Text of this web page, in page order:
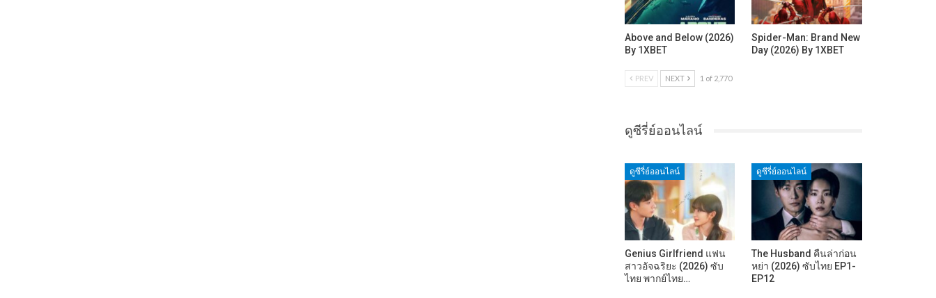
Above and Below (2026)
By 1XBET
Spider-Man: Brand New
Day (2026) By 1XBET
PREV NEXT 1 of 2,770
ดูซีรี่ย์ออนไลน์
ดูซีรี่ย์ออนไลน์
Genius Girlfriend แฟน
สาวอัจฉริยะ (2026) ซับ
ไทย พากย์ไทย…
ดูซีรี่ย์ออนไลน์
The Husband คืนล่าก่อน
หย่า (2026) ซับไทย EP1-
EP12